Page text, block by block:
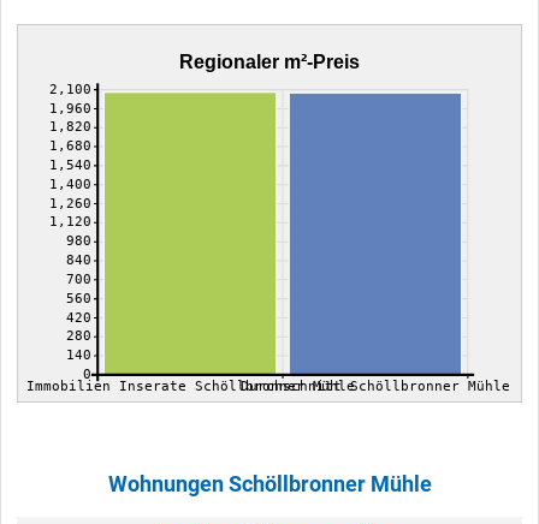
Regionaler m²-Preis
0
140
280
420
560
700
840
980
1,120
1,260
1,400
1,540
1,680
1,820
1,960
2,100
Immobilien Inserate Schöllbronner MühleDurchschnitt Schöllbronner Mühle
Wohnungen Schöllbronner Mühle